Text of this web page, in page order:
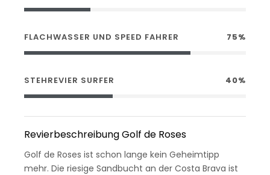
FLACHWASSER UND SPEED FAHRER 75%
STEHREVIER SURFER 40%
Revierbeschreibung Golf de Roses
Golf de Roses ist schon lange kein Geheimtipp
mehr. Die riesige Sandbucht an der Costa Brava ist